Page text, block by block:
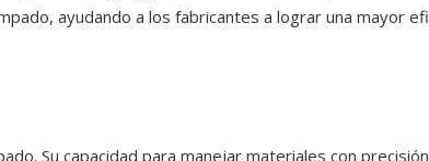
ayudando a los fabricantes a lograr una mayor
Su capacidad para manejar materiales con